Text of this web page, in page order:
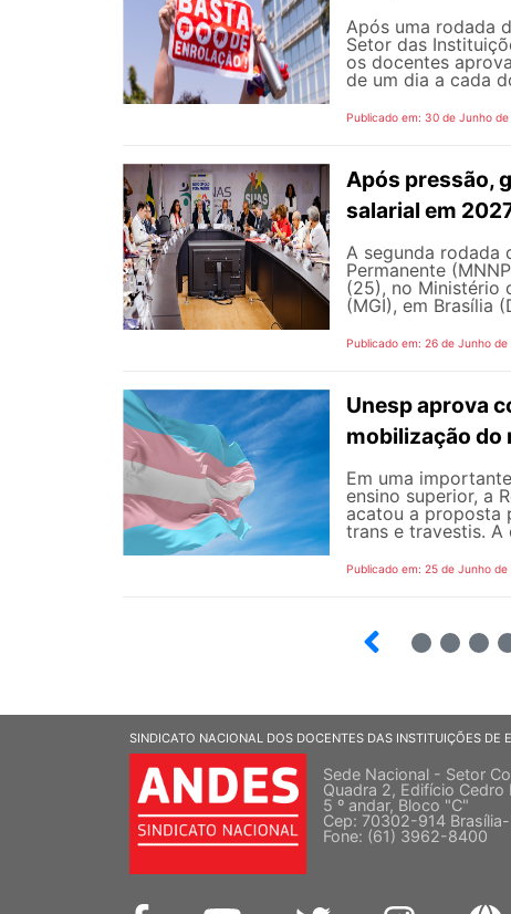
Após uma rodada
Setor das
os docentes
de um dia a cada
Publicado em: 30 de Junho
Após pressão,
salarial em
A segunda rodada
Permanente
(25), no Ministério
(MGI), em Brasília
Publicado em: 26 de Junho de
Unesp aprova
mobilização
Em uma
ensino superior, a
acatou a proposta
trans e travestis.
Publicado em: 25 de Junho de
SINDICATO NACIONAL DOS DOCENTES DAS INSTITUIÇÕES DE
Sede Nacional - Setor
Quadra 2, Edifício Cedro
5 º andar, Bloco "C"
Cep: 70302-914 Brasília-
Fone: (61) 3962-8400